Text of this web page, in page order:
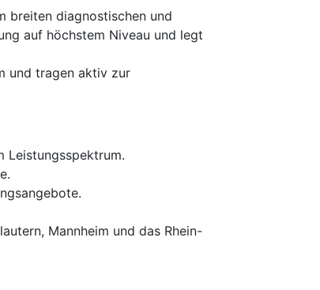
breiten diagnostischen und
auf höchstem Niveau und legt
und tragen aktiv zur
Leistungsspektrum.
Mannheim und das Rhein-